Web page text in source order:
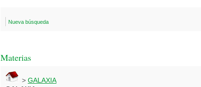
Nueva búsqueda
Materias
> GALAXIA